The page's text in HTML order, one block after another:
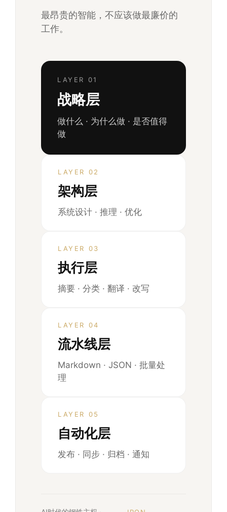
最昂贵的智能，不应该做最廉价的
工作。
LAYER 01
战略层
做什么 · 为什么做 · 是否值得
做
LAYER 02
架构层
系统设计 · 推理 · 优化
LAYER 03
执行层
摘要 · 分类 · 翻译 · 改写
LAYER 04
流水线层
Markdown · JSON · 批量处
理
LAYER 05
自动化层
发布 · 同步 · 归档 · 通知